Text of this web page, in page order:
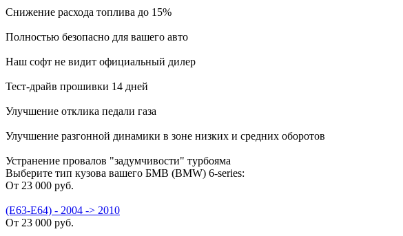
Снижение расхода топлива до 15%
Полностью безопасно для вашего авто
Наш софт не видит официальный дилер
Тест-драйв прошивки 14 дней
Улучшение отклика педали газа
Улучшение разгонной динамики в зоне низких и средних оборотов
Устранение провалов "задумчивости" турбояма
Выберите тип кузова вашего БМВ (BMW) 6-series:
От 23 000 руб.
(E63-E64) - 2004 -> 2010
От 23 000 руб.